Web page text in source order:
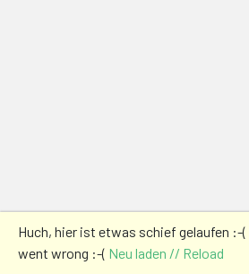
Huch, hier ist etwas schief gelaufen :-
went wrong :-( Neu laden // Reload